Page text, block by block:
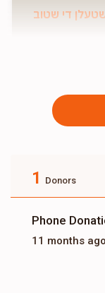
די שטוב
1 Donors
Phone
11 months ago